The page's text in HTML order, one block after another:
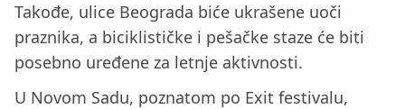
Takođe, ulice Beograda biće ukrašene uoči
praznika, a biciklističke i pešačke staze će biti
posebno uređene za letnje aktivnosti.
U Novom Sadu, poznatom po Exit festivalu,